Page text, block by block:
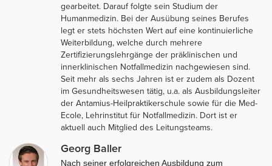
gearbeitet. Darauf folgte sein Studium der
Humanmedizin. Bei der Ausübung seines Berufes
legt er stets höchsten Wert auf eine kontinuierliche
Weiterbildung, welche durch mehrere
Zertifizierungslehrgänge der präklinischen und
innerklinischen Notfallmedizin nachgewiesen sind.
Seit mehr als sechs Jahren ist er zudem als Dozent
im Gesundheitswesen tätig, u.a. als Ausbildungsleiter
der Antamius-Heilpraktikerschule sowie für die Med-
Ecole, Lehrinstitut für Notfallmedizin. Dort ist er
aktuell auch Mitglied des Leitungsteams.
Georg Baller
Nach seiner erfolgreichen Ausbildung zum